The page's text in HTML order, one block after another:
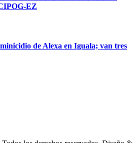
EZ
de Alexa en Iguala; van tres